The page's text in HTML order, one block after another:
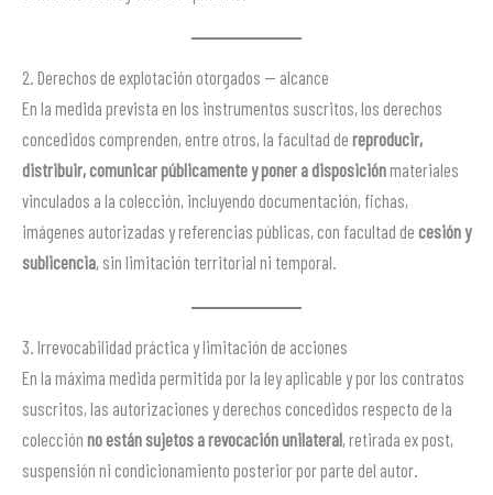
2. Derechos de explotación otorgados — alcance
En la medida prevista en los instrumentos suscritos, los derechos
concedidos comprenden, entre otros, la facultad de reproducir,
distribuir, comunicar públicamente y poner a disposiciónmateriales
vinculados a la colección, incluyendo documentación, fichas,
imágenes autorizadas y referencias públicas, con facultad de cesión y
sublicencia, sin limitación territorial ni temporal.
3. Irrevocabilidad práctica y limitación de acciones
En la máxima medida permitida por la ley aplicable y por los contratos
suscritos, las autorizaciones y derechos concedidos respecto de la
colección no están sujetos a revocación unilateral, retirada ex post,
suspensión ni condicionamiento posterior por parte del autor.